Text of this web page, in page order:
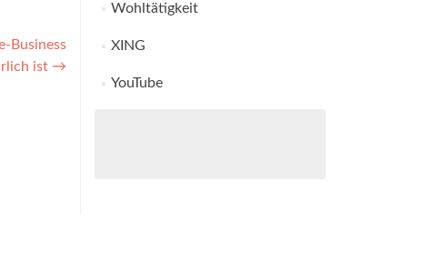
Business
ist →
Wohltätigkeit
XING
YouTube